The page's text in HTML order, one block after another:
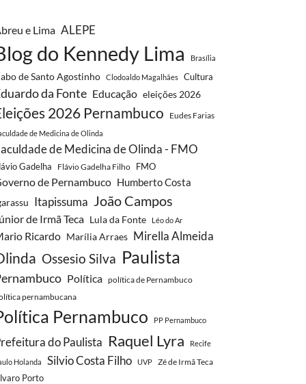
e Lima ALEPE
do Kennedy Lima Brasília
de Santo Agostinho Clodoaldo Magalhães Cultura
da Fonte Educação eleições 2026
2026 Pernambuco Eudes Farias
de Medicina de Olinda
de Medicina de Olinda - FMO
Gadelha Flávio Gadelha Filho FMO
de Pernambuco Humberto Costa
Itapissuma João Campos
de Irmã Teca Lula da Fonte Léo do Ar
Ricardo Marília Arraes Mirella Almeida
Ossesio Silva Paulista
Política política de Pernambuco
pernambucana
Pernambuco PP Pernambuco
do Paulista Raquel Lyra Recife
Holanda Silvio Costa Filho UVP Zé de Irmã Teca
Porto